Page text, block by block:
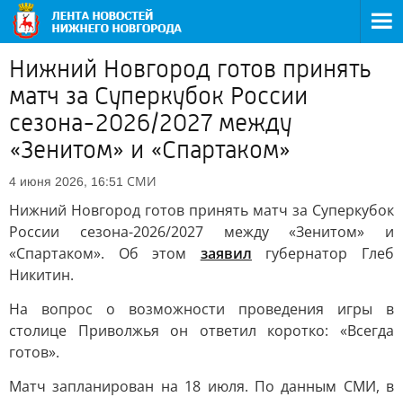
Нижний Новгород готов принять
матч за Суперкубок России
сезона-2026/2027 между
«Зенитом» и «Спартаком»
4 июня 2026, 16:51 СМИ
Нижний Новгород готов принять матч за Суперкубок
России сезона-2026/2027 между «Зенитом» и
«Спартаком». Об этом заявил губернатор Глеб
Никитин.
На вопрос о возможности проведения игры в
столице Приволжья он ответил коротко: «Всегда
готов».
Матч запланирован на 18 июля. По данным СМИ, в